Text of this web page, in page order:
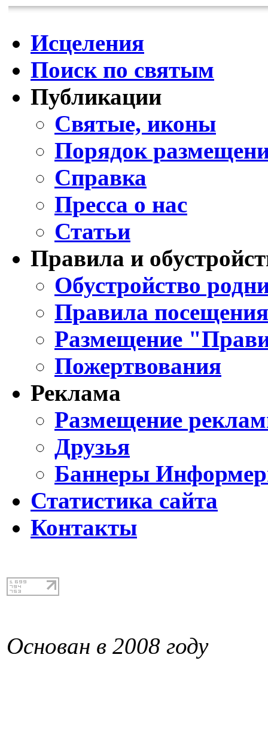
Исцеления
Поиск по святым
Публикации
Святые, иконы
Порядок
Справка
Пресса о нас
Статьи
Правила и
Обустройство
Правила
Размещение
Пожертвования
Реклама
Размещение
Друзья
Баннеры
Статистика сайта
Контакты
Основан в 2008 году